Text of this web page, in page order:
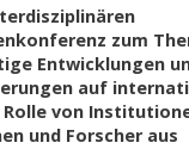
zum
Entwicklungen
auf
Rolle von
und Forscher aus